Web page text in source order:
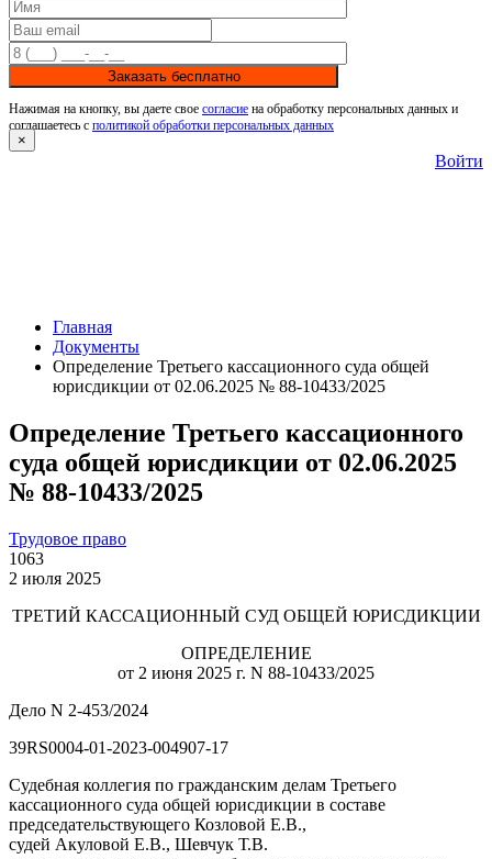
Заказать бесплатно
Нажимая на кнопку, вы даете свое согласие на обработку персональных данных и
соглашаетесь с политикой обработки персональных данных
×
Войти
Главная
Документы
Определение Третьего кассационного суда общей
юрисдикции от 02.06.2025 № 88-10433/2025
Определение Третьего кассационного
суда общей юрисдикции от 02.06.2025
№ 88-10433/2025
Трудовое право
1063
2 июля 2025
ТРЕТИЙ КАССАЦИОННЫЙ СУД ОБЩЕЙ ЮРИСДИКЦИИ
ОПРЕДЕЛЕНИЕ
от 2 июня 2025 г. N 88-10433/2025
Дело N 2-453/2024
39RS0004-01-2023-004907-17
Судебная коллегия по гражданским делам Третьего
кассационного суда общей юрисдикции в составе
председательствующего Козловой Е.В.,
судей Акуловой Е.В., Шевчук Т.В.